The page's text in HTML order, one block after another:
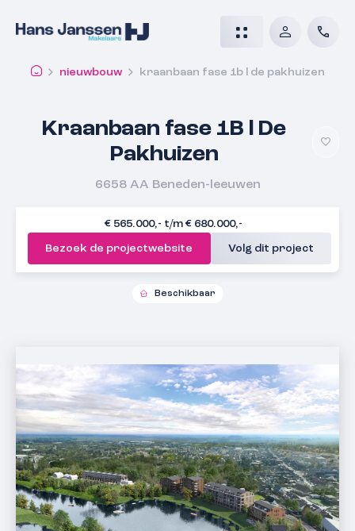
nieuwbouw kraanbaan fase 1b l de pakhuizen
Kraanbaan fase 1B l De
Pakhuizen
6658 AA Beneden-leeuwen
€ 565.000,- t/m € 680.000,-
Bezoek de projectwebsite Volg dit project
Beschikbaar